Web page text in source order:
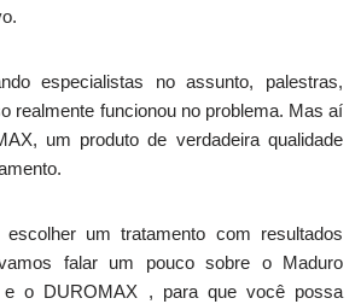
especialistas no assunto, palestras,
realmente funcionou no problema. Mas aí
um produto de verdadeira qualidade
um tratamento com resultados
falar um pouco sobre o Maduro
e o DUROMAX , para que você possa